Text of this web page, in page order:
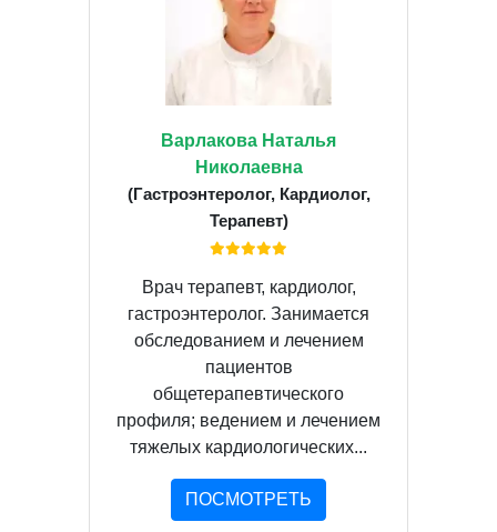
Варлакова Наталья
Николаевна
(Гастроэнтеролог, Кардиолог,
Терапевт)
Врач терапевт, кардиолог,
гастроэнтеролог. Занимается
обследованием и лечением
пациентов
общетерапевтического
профиля; ведением и лечением
тяжелых кардиологических...
ПОСМОТРЕТЬ